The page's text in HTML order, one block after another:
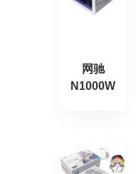
网驰
N1000W